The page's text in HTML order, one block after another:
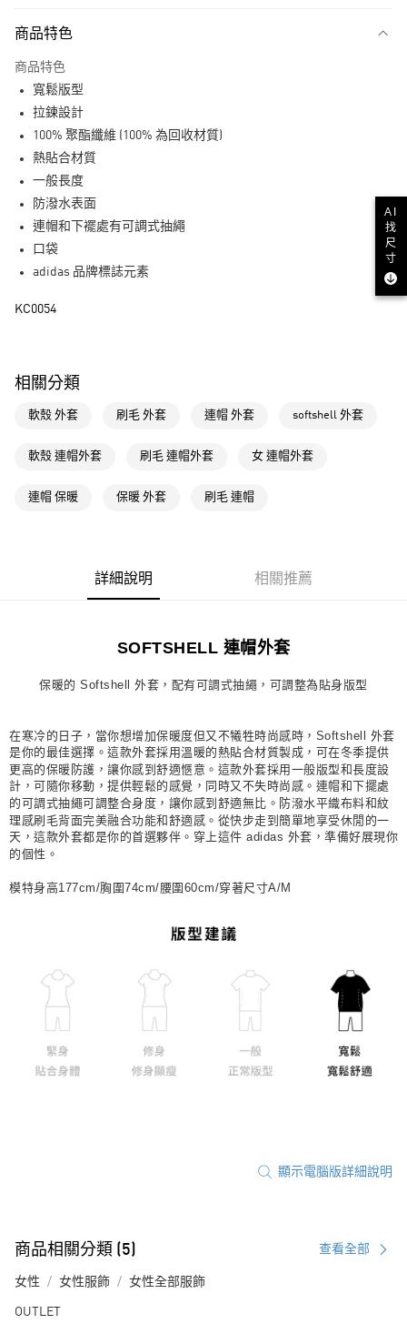
LINE Pay
全家取貨付款
每筆NT$80，滿NT$1,500(含以上)免運費
付款後全家取貨
每筆NT$80，滿NT$1,500(含以上)免運費
每筆NT$80，滿NT$1,500(含以上)免運費
7-11取貨付款
每筆NT$80，滿NT$1,500(含以上)免運費
每筆NT$80，滿NT$1,500(含以上)免運費
商品特色
商品特色
寬鬆版型
拉鍊設計
100% 聚酯纖維 (100% 為回收材質)
熱貼合材質
一般長度
防潑水表面
連帽和下襬處有可調式抽繩
口袋
adidas 品牌標誌元素
KC0054
相關分類
軟殼 外套 刷毛 外套 連帽 外套 softshell 外套
軟殼 連帽外套 刷毛 連帽外套 女 連帽外套
連帽 保暖 保暖 外套 刷毛 連帽
詳細說明 相關推薦
SOFTSHELL 連帽外套
保暖的 Softshell 外套，配有可調式抽繩，可調整為貼身版型
在寒冷的日子，當你想增加保暖度但又不犧牲時尚感時，Softshell 外套
是你的最佳選擇。這款外套採用溫暖的熱貼合材質製成，可在冬季提供
更高的保暖防護，讓你感到舒適愜意。這款外套採用一般版型和長度設
計，可隨你移動，提供輕鬆的感覺，同時又不失時尚感。連帽和下擺處
的可調式抽繩可調整合身度，讓你感到舒適無比。防潑水平織布料和紋
理感刷毛背面完美融合功能和舒適感。從快步走到簡單地享受休閒的一
天，這款外套都是你的首選夥伴。穿上這件 adidas 外套，準備好展現你
的個性。
模特身高177cm/胸圍74cm/腰圍60cm/穿著尺寸A/M
顯示電腦版詳細說明
商品相關分類 (5) 查看全部
女性 女性服飾 女性全部服飾
OUTLET
AI
找
尺
寸